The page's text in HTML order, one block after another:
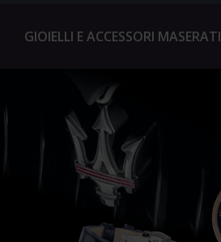
GIOIELLI E ACCESSORI MASERATI